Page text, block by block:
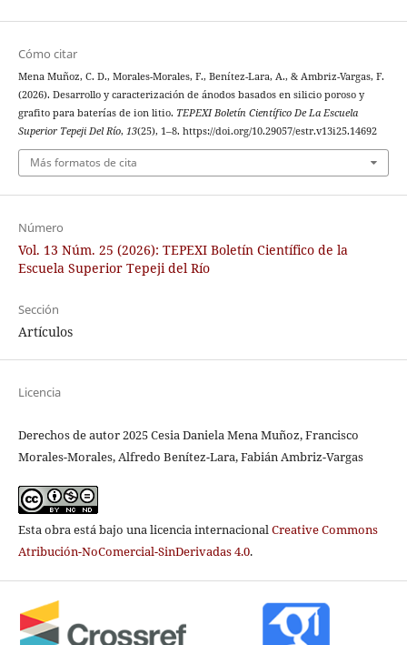
Cómo citar
Mena Muñoz, C. D., Morales-Morales, F., Benítez-Lara, A., & Ambriz-Vargas, F.
(2026). Desarrollo y caracterización de ánodos basados en silicio poroso y
grafito para baterías de ion litio. TEPEXI Boletín Científico De La Escuela
Superior Tepeji Del Río, 13(25), 1–8. https://doi.org/10.29057/estr.v13i25.14692
Más formatos de cita
Número
Vol. 13 Núm. 25 (2026): TEPEXI Boletín Científico de la
Escuela Superior Tepeji del Río
Sección
Artículos
Licencia
Derechos de autor 2025 Cesia Daniela Mena Muñoz, Francisco
Morales-Morales, Alfredo Benítez-Lara, Fabián Ambriz-Vargas
Esta obra está bajo una licencia internacionalCreative Commons
Atribución-NoComercial-SinDerivadas 4.0.